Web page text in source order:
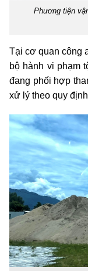
Phương tiện
Tại cơ quan công
bộ hành vi phạm
đang phối hợp
xử lý theo quy